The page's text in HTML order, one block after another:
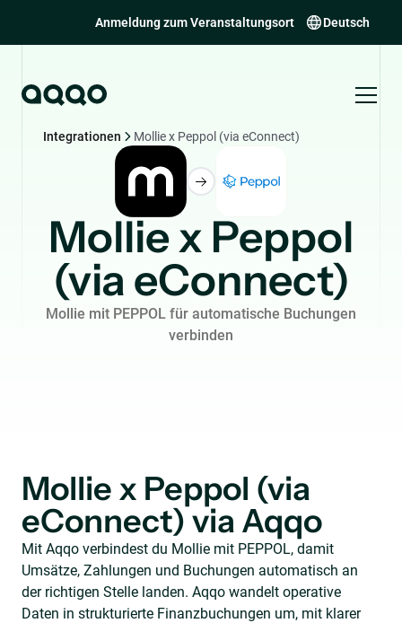
Anmeldung zum Veranstaltungsort Deutsch
Integrationen Mollie x Peppol (via eConnect)
Mollie x Peppol
(via eConnect)
Mollie mit PEPPOL für automatische Buchungen
verbinden
Mollie x Peppol (via
eConnect) via Aqqo
Mit Aqqo verbindest du Mollie mit PEPPOL, damit
Umsätze, Zahlungen und Buchungen automatisch an
der richtigen Stelle landen. Aqqo wandelt operative
Daten in strukturierte Finanzbuchungen um, mit klarer